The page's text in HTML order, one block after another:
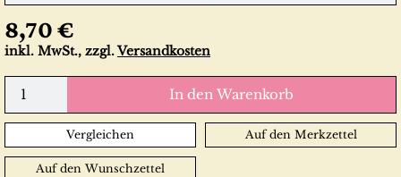
8,70 €
inkl. MwSt., zzgl.Versandkosten
In den Warenkorb
Vergleichen Auf den Merkzettel
Auf den Wunschzettel